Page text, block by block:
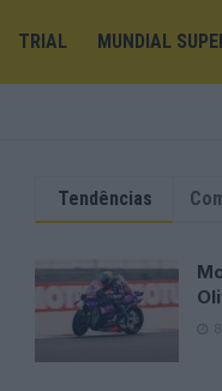
TRIAL MUNDIAL
Tendências